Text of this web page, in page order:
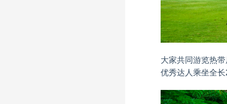
大家共同游览热
优秀达人乘坐全